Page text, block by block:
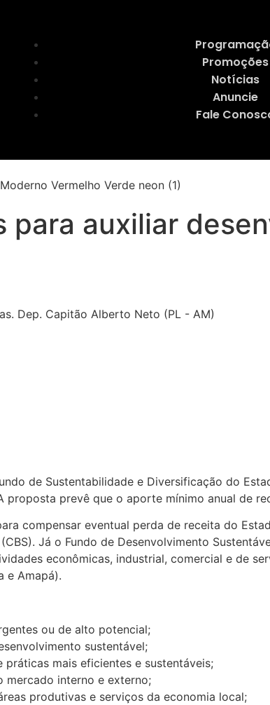
Promoções
Notícias
Anuncie
Fale
para auxiliar
de Sustentabilidade e Diversificação do
proposta prevê que o aporte mínimo anual de
compensar eventual perda de receita do
Já o Fundo de Desenvolvimento
econômicas, industrial, comercial e de
e Amapá).
ou de alto potencial;
sustentável;
mais eficientes e sustentáveis;
mercado interno e externo;
produtivas e serviços da economia local;